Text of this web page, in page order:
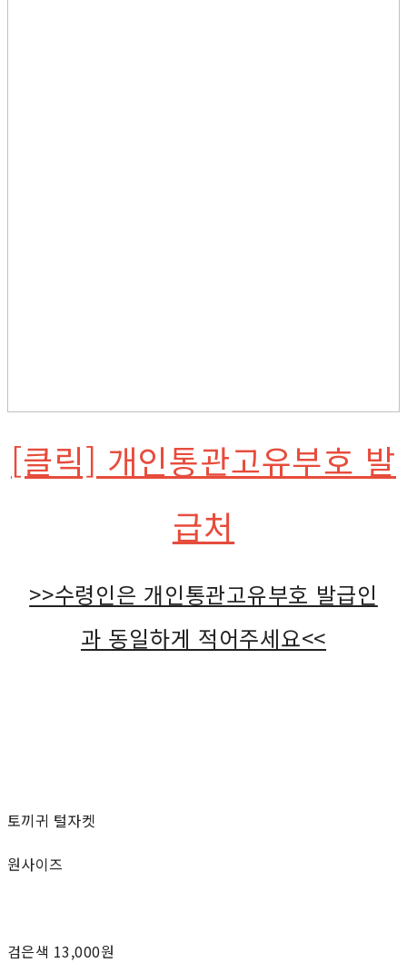
[클릭] 개인통관고유부호 발
급처
>>수령인은 개인통관고유부호 발급인
과 동일하게 적어주세요<<
토끼귀 털자켓
원사이즈
검은색 13,000원